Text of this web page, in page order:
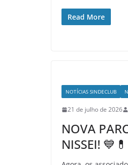
Read More
NOTÍCIAS SINDECLUB
21 de julho de 2026
NOVA
NISSEI! 💙💊